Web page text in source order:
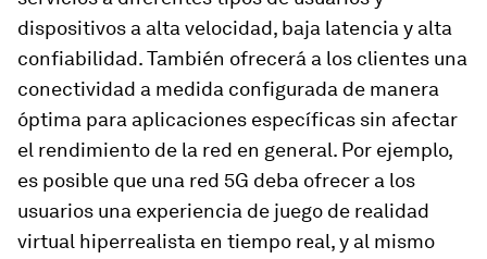
dispositivos a alta velocidad, baja latencia y alta
confiabilidad. También ofrecerá a los clientes una
conectividad a medida configurada de manera
óptima para aplicaciones específicas sin afectar
el rendimiento de la red en general. Por ejemplo,
es posible que una red 5G deba ofrecer a los
usuarios una experiencia de juego de realidad
virtual hiperrealista en tiempo real, y al mismo